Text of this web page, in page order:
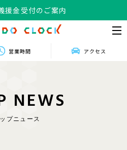
援金受付のご案内
営業時間 アクセス
NEWS
プニュース